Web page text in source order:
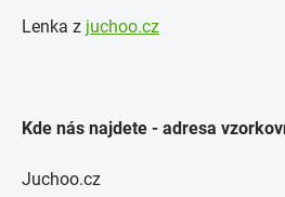
Lenka z juchoo.cz
Kde nás najdete - adresa
Juchoo.cz